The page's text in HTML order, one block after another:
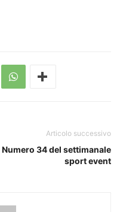
Articolo successivo
Numero 34 del settimanale
sport event